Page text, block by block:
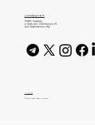
journal@gen.tech
04080, Україна,
м. Київ, вул. Оленівська, 23,​
вул. Кирилівська, 40р
AI Policy
© 2026 High Bar Journal